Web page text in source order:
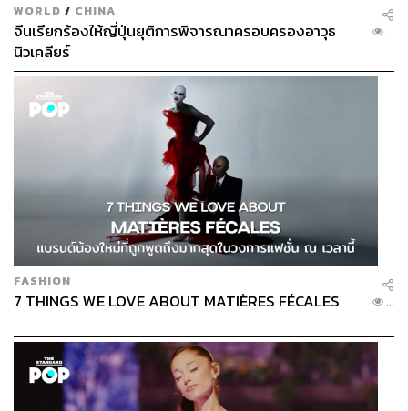
WORLD / CHINA
จีนเรียกร้องให้ญี่ปุ่นยุติการพิจารณาครอบครองอาวุธ
นิวเคลียร์
...
FASHION
7 THINGS WE LOVE ABOUT MATIÈRES FÉCALES ...